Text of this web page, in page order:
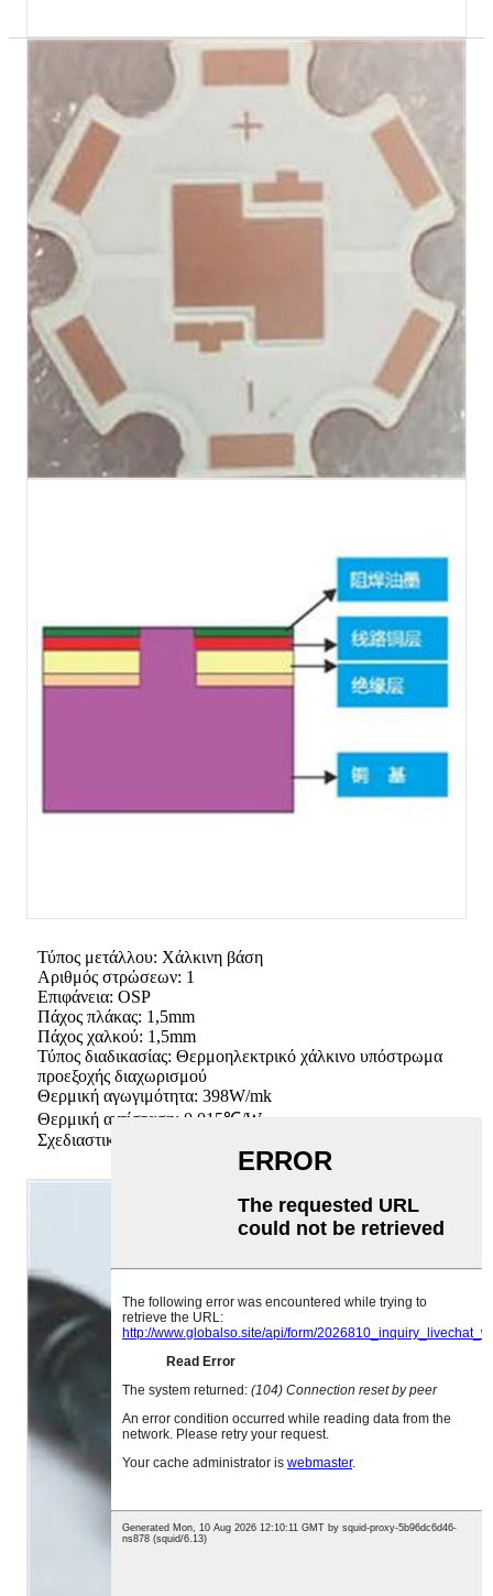
Τύπος μετάλλου: Χάλκινη βάση
Αριθμός στρώσεων: 1
Επιφάνεια: OSP
Πάχος πλάκας: 1,5mm
Πάχος χαλκού: 1,5mm
Τύπος διαδικασίας: Θερμοηλεκτρικό χάλκινο υπόστρωμα
προεξοχής διαχωρισμού
Θερμική αγωγιμότητα: 398W/mk
Θερμική αντίσταση: 0,015℃/W
Σχεδιαστική ιδέα: Μεταλλικός άμεσος οδηγός